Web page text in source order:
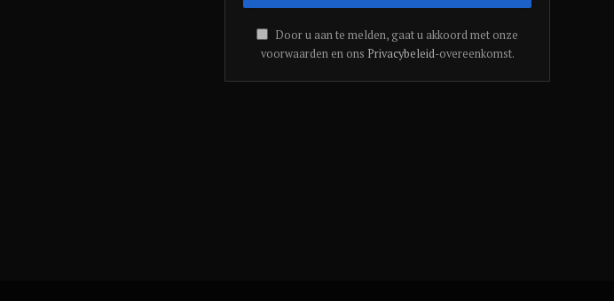
Door u aan te melden, gaat u akkoord met onze
voorwaarden en ons Privacybeleid-overeenkomst.